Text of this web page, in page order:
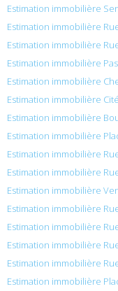
Estimation immobilière
Estimation immobilière
Estimation immobilière
Estimation immobilière
Estimation immobilière
Estimation immobilière
Estimation immobilière
Estimation immobilière
Estimation immobilière
Estimation immobilière
Estimation immobilière
Estimation immobilière
Estimation immobilière
Estimation immobilière
Estimation immobilière
Estimation immobilière